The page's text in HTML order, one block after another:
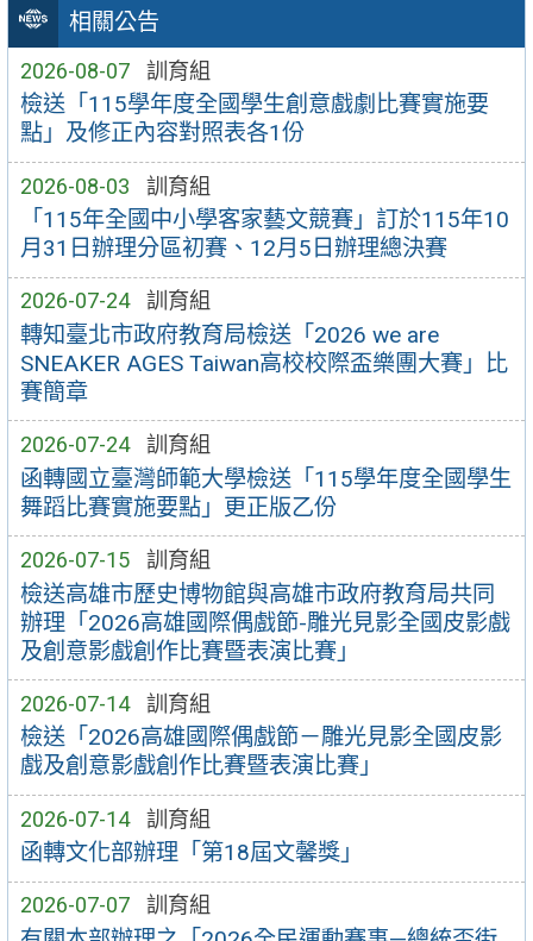
相關公告
2026-08-07 訓育組
檢送「115學年度全國學生創意戲劇比賽實施要
點」及修正內容對照表各1份
2026-08-03 訓育組
「115年全國中小學客家藝文競賽」訂於115年10
月31日辦理分區初賽、12月5日辦理總決賽
2026-07-24 訓育組
轉知臺北市政府教育局檢送「2026 we are
SNEAKER AGES Taiwan高校校際盃樂團大賽」比
賽簡章
2026-07-24 訓育組
函轉國立臺灣師範大學檢送「115學年度全國學生
舞蹈比賽實施要點」更正版乙份
2026-07-15 訓育組
檢送高雄市歷史博物館與高雄市政府教育局共同
辦理「2026高雄國際偶戲節-雕光見影全國皮影戲
及創意影戲創作比賽暨表演比賽」
2026-07-14 訓育組
檢送「2026高雄國際偶戲節－雕光見影全國皮影
戲及創意影戲創作比賽暨表演比賽」
2026-07-14 訓育組
函轉文化部辦理「第18屆文馨獎」
2026-07-07 訓育組